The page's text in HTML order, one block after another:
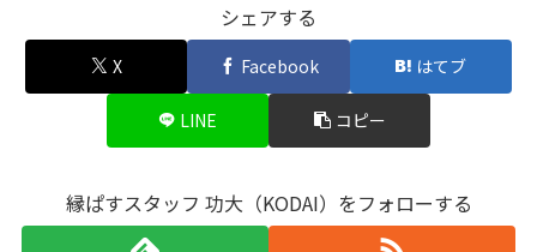
シェアする
X Facebook はてブ
LINE コピー
縁ぱすスタッフ 功大（KODAI）をフォローする